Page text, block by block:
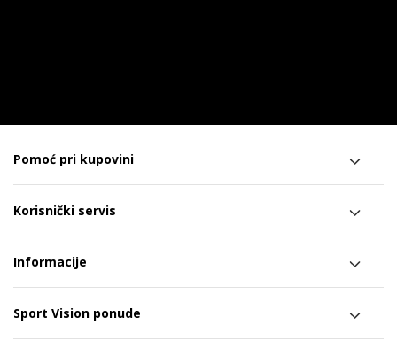
Pomoć pri kupovini
Korisnički servis
Informacije
Sport Vision ponude